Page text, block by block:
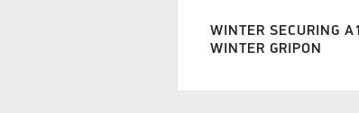
WINTER SECURING A1
WINTER GRIPON